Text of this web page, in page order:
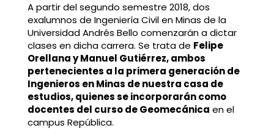
A partir del segundo semestre 2018, dos
exalumnos de Ingeniería Civil en Minas de la
Universidad Andrés Bello comenzarán a dictar
clases en dicha carrera. Se trata de Felipe
Orellana y Manuel Gutiérrez, ambos
pertenecientes a la primera generación de
Ingenieros en Minas de nuestra casa de
estudios, quienes se incorporarán como
docentes del curso de Geomecánica en el
campus República.